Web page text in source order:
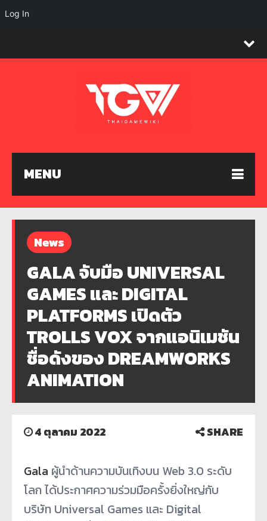
MENU
News
GALA จับมือ UNIVERSAL
GAMES และ DIGITAL
PLATFORMS เปิดตัว
TROLLS VOX จากแอนิเมชัน
ชื่อดังของ DREAMWORKS
ANIMATION
4 ตุลาคม 2022 SHARE
Gala ผู้นำด้านความบันเทิงบน Web 3.0 ระดับ
โลก ได้ประกาศความร่วมมือครั้งยิ่งใหญ่กับ
บริษัท Universal Games และ Digital
Log In